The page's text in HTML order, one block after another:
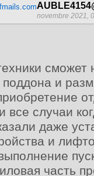
novembre 2021,
сможет
поддона и
все случаи
даже
и
часть